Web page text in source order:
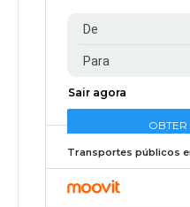
Transportes públicos